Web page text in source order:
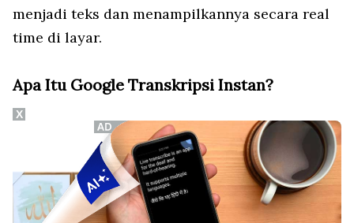
menjadi teks dan menampilkannya secara real
time di layar.
Apa Itu Google Transkripsi Instan?
X